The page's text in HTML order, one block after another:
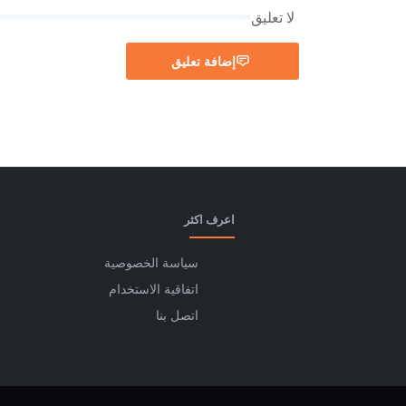
لا تعليق
إضافة تعليق
اعرف اكثر
سياسة الخصوصية
اتفاقية الاستخدام
اتصل بنا